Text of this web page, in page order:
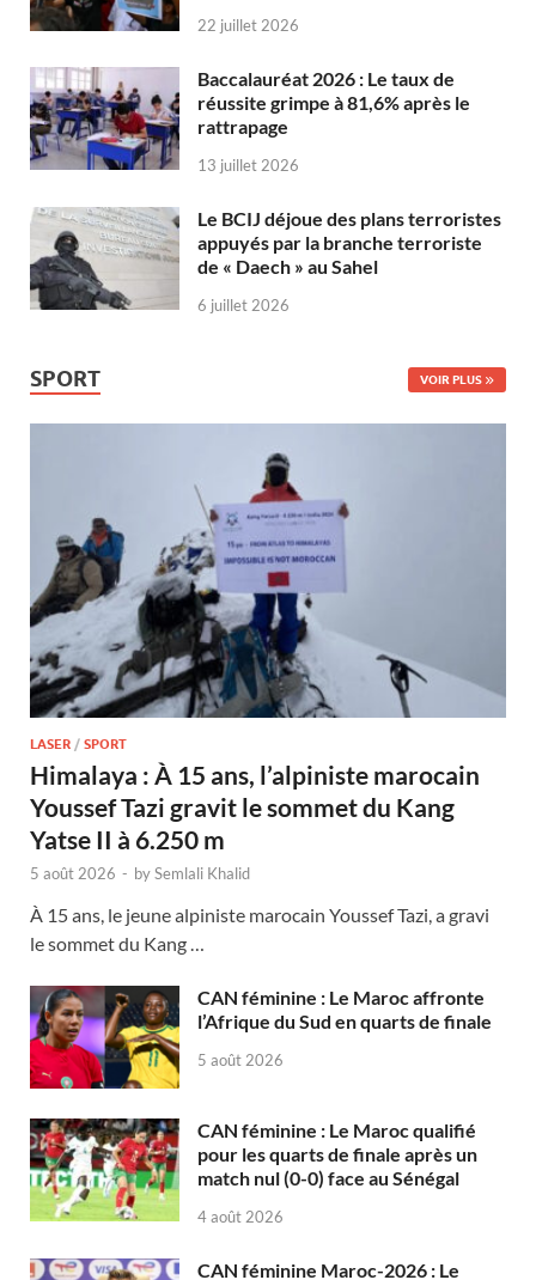
22 juillet 2026
Baccalauréat 2026 : Le taux de
réussite grimpe à 81,6% après le
rattrapage
13 juillet 2026
Le BCIJ déjoue des plans terroristes
appuyés par la branche terroriste
de « Daech » au Sahel
6 juillet 2026
SPORT VOIR PLUS
LASER / SPORT
Himalaya : À 15 ans, l’alpiniste marocain
Youssef Tazi gravit le sommet du Kang
Yatse II à 6.250 m
5 août 2026 - bySemlali Khalid
À 15 ans, le jeune alpiniste marocain Youssef Tazi, a gravi
le sommet du Kang …
CAN féminine : Le Maroc affronte
l’Afrique du Sud en quarts de finale
5 août 2026
CAN féminine : Le Maroc qualifié
pour les quarts de finale après un
match nul (0-0) face au Sénégal
4 août 2026
CAN féminine Maroc-2026 : Le